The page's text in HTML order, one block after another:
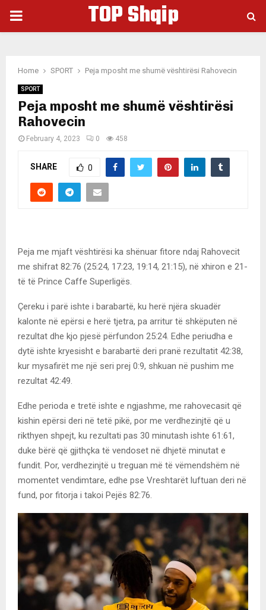
PRIMARY
TOP Shqip
Home SPORT Peja mposht me shumë vështirësi Rahovecin
SPORT
Peja mposht me shumë vështirësi
Rahovecin
February 4, 2023 0 458
SHARE 0
Peja me mjaft vështirësi ka shënuar fitore ndaj Rahovecit
me shifrat 82:76 (25:24, 17:23, 19:14, 21:15), në xhiron e 21-
të të Prince Caffe Superligës.
Çereku i parë ishte i barabartë, ku herë njëra skuadër
kalonte në epërsi e herë tjetra, pa arritur të shkëputen në
rezultat dhe kjo pjesë përfundon 25:24. Edhe periudha e
dytë ishte kryesisht e barabartë deri pranë rezultatit 42:38,
kur mysafirët me një seri prej 0:9, shkuan në pushim me
rezultat 42:49.
Edhe perioda e tretë ishte e ngjashme, me rahovecasit që
kishin epërsi deri në tetë pikë, por me verdhezinjtë që u
rikthyen shpejt, ku rezultati pas 30 minutash ishte 61:61,
duke bërë që gjithçka të vendoset në dhjetë minutat e
fundit. Por, verdhezinjtë u treguan më të vëmendshëm në
momentet vendimtare, edhe pse Vreshtarët luftuan deri në
fund, por fitorja i takoi Pejës 82:76.